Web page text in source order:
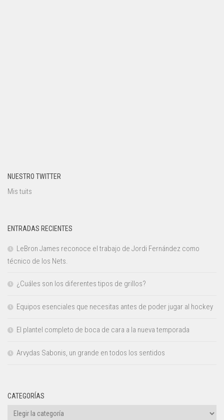
NUESTRO TWITTER
Mis tuits
ENTRADAS RECIENTES
LeBron James reconoce el trabajo de Jordi Fernández como
técnico de los Nets.
¿Cuáles son los diferentes tipos de grillos?
Equipos esenciales que necesitas antes de poder jugar al hockey
El plantel completo de boca de cara a la nueva temporada
Arvydas Sabonis, un grande en todos los sentidos
CATEGORÍAS
Categorías